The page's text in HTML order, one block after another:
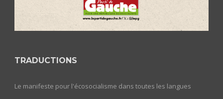
TRADUCTIONS
Le manifeste pour l'écosocialisme dans toutes les langues